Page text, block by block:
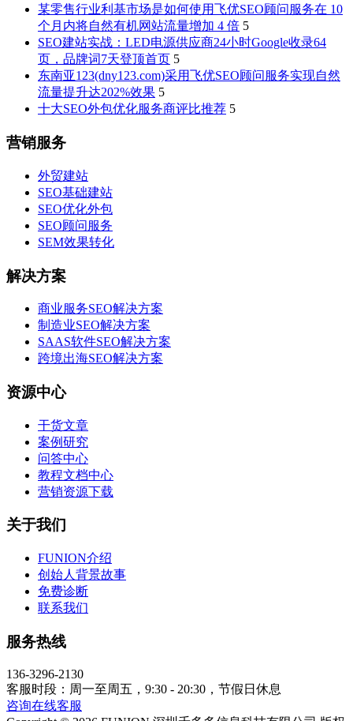
某零售行业利基市场是如何使用飞优SEO顾问服务在 10
个月内将自然有机网站流量增加 4 倍 5
SEO建站实战：LED电源供应商24小时Google收录64
页，品牌词7天登顶首页 5
东南亚123(dny123.com)采用飞优SEO顾问服务实现自然
流量提升达202%效果 5
十大SEO外包优化服务商评比推荐 5
营销服务
外贸建站
SEO基础建站
SEO优化外包
SEO顾问服务
SEM效果转化
解决方案
商业服务SEO解决方案
制造业SEO解决方案
SAAS软件SEO解决方案
跨境出海SEO解决方案
资源中心
干货文章
案例研究
问答中心
教程文档中心
营销资源下载
关于我们
FUNION介绍
创始人背景故事
免费诊断
联系我们
服务热线
136-3296-2130
客服时段：周一至周五，9:30 - 20:30，节假日休息
咨询在线客服